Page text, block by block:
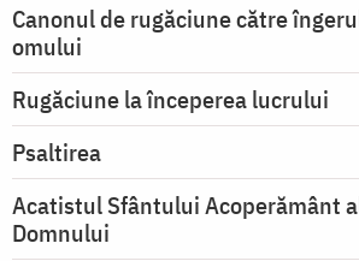
Canonul de rugăciune către
omului
Rugăciune la începerea lucrului
Psaltirea
Acatistul Sfântului Acoperământ
Domnului